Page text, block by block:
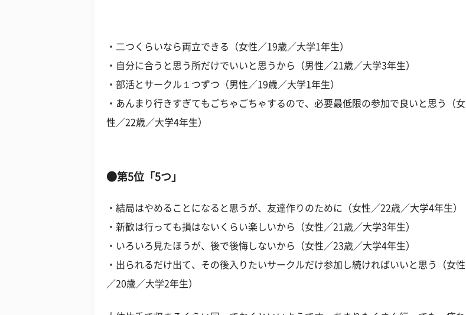
・二つくらいなら両立できる（女性／19歳／大学1年生）
・自分に合うと思う所だけでいいと思うから（男性／21歳／大学3年生）
・部活とサークル１つずつ（男性／19歳／大学1年生）
・あんまり行きすぎてもごちゃごちゃするので、必要最低限の参加で良いと思う（女
性／22歳／大学4年生）
●第5位「5つ」
・結局はやめることになると思うが、友達作りのために（女性／22歳／大学4年生）
・新歓は行っても損はないくらい楽しいから（女性／21歳／大学3年生）
・いろいろ見たほうが、後で後悔しないから（女性／23歳／大学4年生）
・出られるだけ出て、その後入りたいサークルだけ参加し続ければいいと思う（女性
／20歳／大学2年生）